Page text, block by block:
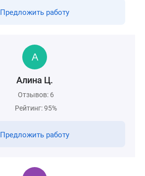
Предложить работу
Алина Ц.
Отзывов: 6
Рейтинг: 95%
Предложить работу